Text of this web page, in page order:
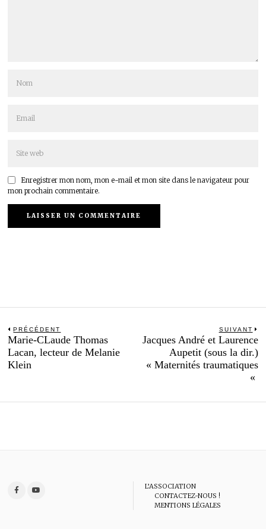
Enregistrer mon nom, mon e-mail et mon site dans le navigateur pour
mon prochain commentaire.
Navigation
de
l’article
PRÉCÉDENT
Previous
post:
Marie-CLaude Thomas
Lacan, lecteur de Melanie
Klein
SUIVANT
Jacques André et Laurence
Aupetit (sous la dir.)
« Maternités traumatiques
«
L’ASSOCIATION
CONTACTEZ-NOUS !
MENTIONS LÉGALES